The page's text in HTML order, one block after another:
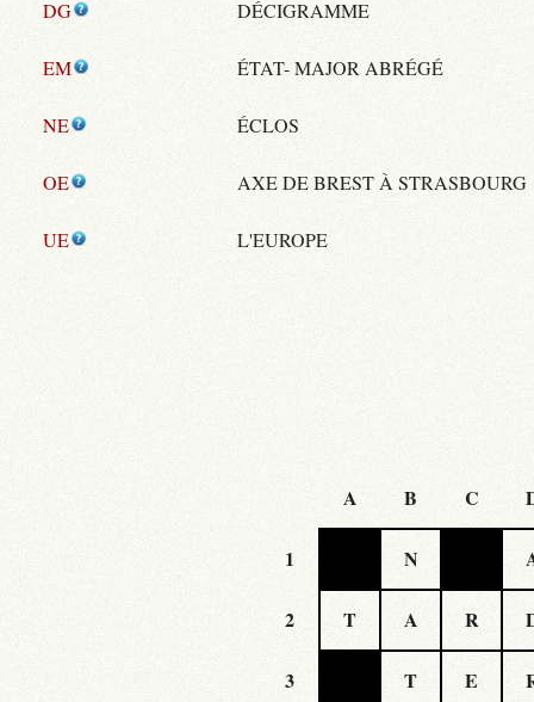
DG DÉCIGRAMME
EM ÉTAT- MAJOR ABRÉGÉ
NE ÉCLOS
OE AXE DE BREST À STRASBOURG
UE L'EUROPE
A B C
1 N
2 T A R
3 T E